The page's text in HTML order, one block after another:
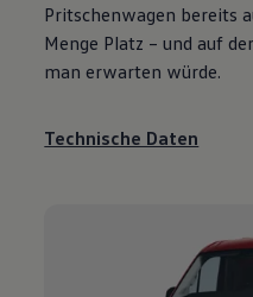
Pritschenwagen bereits
Menge Platz – und auf
man erwarten würde.
Technische Daten